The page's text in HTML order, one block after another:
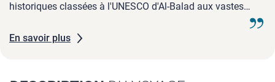
historiques classées à l'UNESCO d'Al-Balad aux vastes
étendues désertiques ponctuées de forteresses oubliées, de
cités antiques et de paysages sculptés par le temps. Entre
En savoir plus